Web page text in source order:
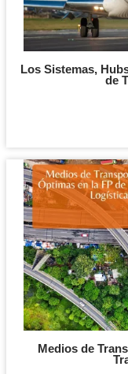
Las Fases